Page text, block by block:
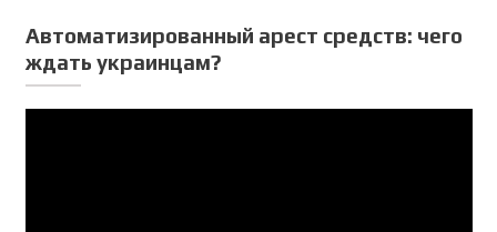
Автоматизированный арест средств: чего
ждать украинцам?